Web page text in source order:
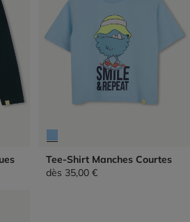
Tee-Shirt Manches Courtes
dès 35,00 €